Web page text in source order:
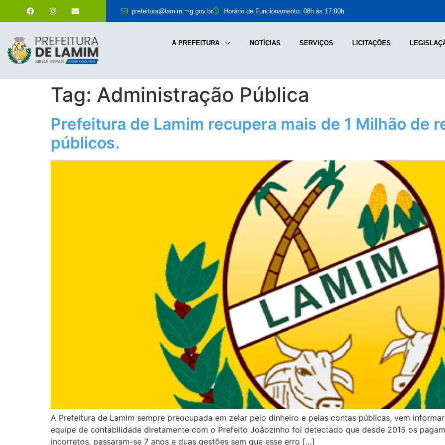
prefeitura@lamim.mg.gov.br Horário de Funcionamento: 08h às 17:00h
A PREFEITURA NOTÍCIAS SERVIÇOS LICITAÇÕES
Tag: Administração Pública
Prefeitura de Lamim recupera mais de 1 Milhão de
públicos.
A Prefeitura de Lamim sempre preocupada em zelar pelo dinheiro e pelas contas públicas, vem
equipe de contabilidade diretamente com o Prefeito Joãozinho foi detectado que desde 2015 os
incorretos, passaram-se 7 anos e duas gestões sem que esse erro […]